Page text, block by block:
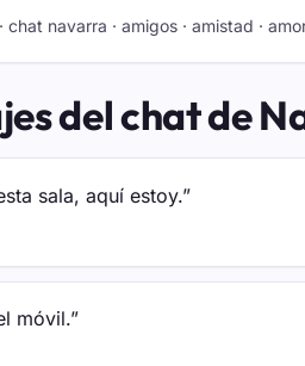
chat navarra · amigos · amistad ·
del chat de
sala, aquí estoy.”
móvil.”